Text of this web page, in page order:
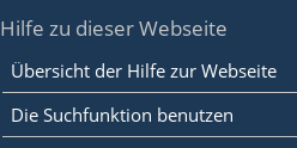
Hilfe zu dieser Webseite
Übersicht der Hilfe zur Webseite
Die Suchfunktion benutzen